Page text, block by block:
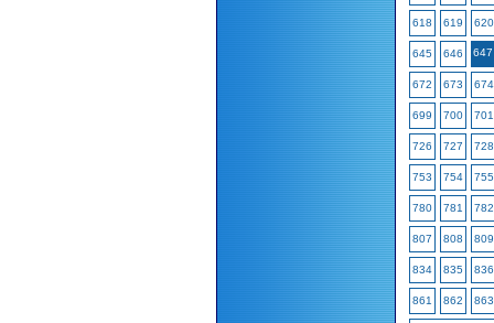
618 619 620
645 646 647
672 673 674
699 700 701
726 727 728
753 754 755
780 781 782
807 808 809
834 835 836
861 862 863